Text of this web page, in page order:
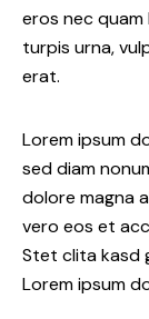
eros nec
turpis urna,
erat.
Lorem ipsum
sed diam
dolore magna
vero eos et
Stet clita kasd
Lorem ipsum